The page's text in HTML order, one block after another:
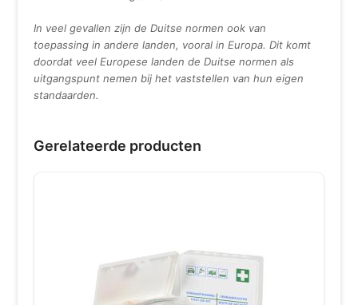
In veel gevallen zijn de Duitse normen ook van
toepassing in andere landen, vooral in Europa. Dit komt
doordat veel Europese landen de Duitse normen als
uitgangspunt nemen bij het vaststellen van hun eigen
standaarden.
Gerelateerde producten